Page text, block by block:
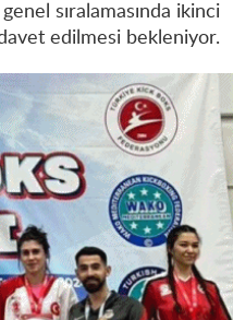
sıralamasında ikinci
edilmesi bekleniyor.